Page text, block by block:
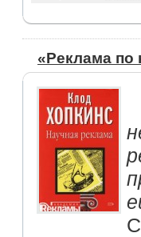
«Реклама по